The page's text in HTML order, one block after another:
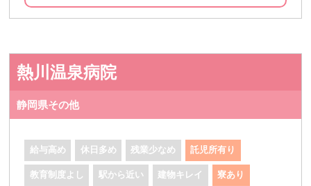
熱川温泉病院
静岡県その他
給与高め 休日多め 残業少なめ 託児所有り
教育制度よし 駅から近い 建物キレイ 寮あり